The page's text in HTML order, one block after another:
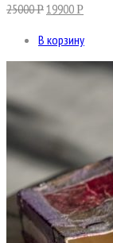
25000Р19900Р
В корзину